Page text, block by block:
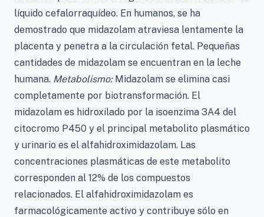
líquido cefalorraquídeo. En humanos, se ha
demostrado que midazolam atraviesa lentamente la
placenta y penetra a la circulación fetal. Pequeñas
cantidades de midazolam se encuentran en la leche
humana. Metabolismo:Midazolam se elimina casi
completamente por biotransformación. El
midazolam es hidroxilado por la isoenzima 3A4 del
citocromo P450 y el principal metabolito plasmático
y urinario es el alfahidroximidazolam. Las
concentraciones plasmáticas de este metabolito
corresponden al 12% de los compuestos
relacionados. El alfahidroximidazolam es
farmacológicamente activo y contribuye sólo en